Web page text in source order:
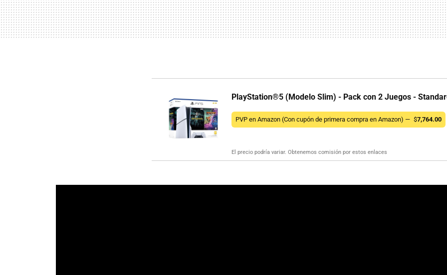
PlayStation®5 (Modelo Slim) - Pack con 2 Juegos -
PVP en Amazon (Con cupón de primera compra en Amazon) — $7,764.00
El precio podría variar. Obtenemos comisión por estos enlaces